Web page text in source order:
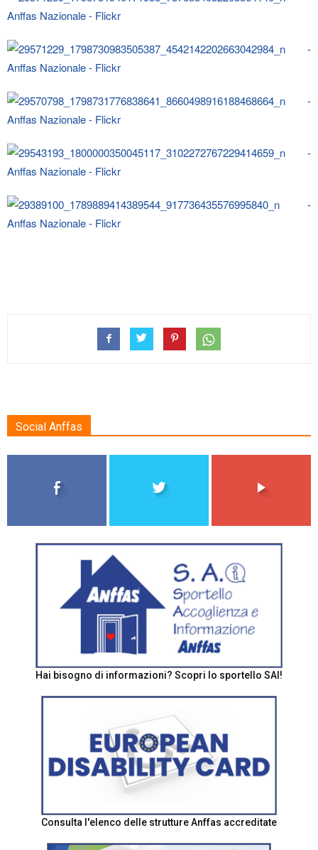
Social Anffas
Hai bisogno di informazioni? Scopri lo sportello SAI!
Consulta l'elenco delle strutture Anffas accreditate